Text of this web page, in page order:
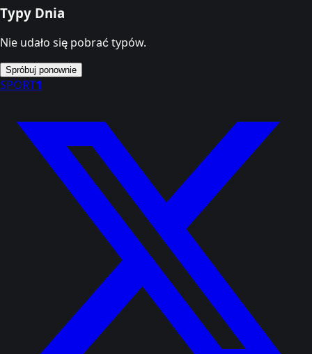
Typy Dnia
Nie udało się pobrać typów.
Spróbuj ponownie
SPORT1